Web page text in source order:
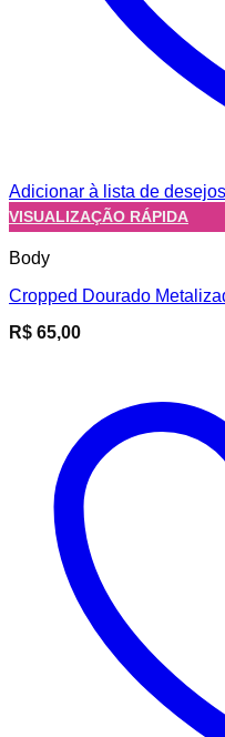
Adicionar à lista de desejos
VISUALIZAÇÃO RÁPIDA
Body
Cropped Dourado
R$ 65,00